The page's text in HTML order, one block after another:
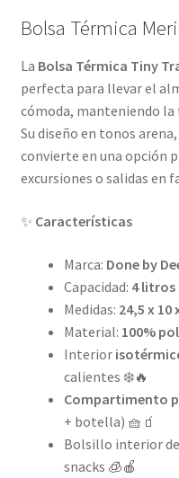
Bolsa Térmica
La Bolsa Térmica Tiny
perfecta para llevar el
cómoda, manteniendo
Su diseño en tonos
convierte en una opción
excursiones o salidas en
✨ Características
Marca: Done by
Capacidad: 4 litros
Medidas: 24,5 x 10
Material: 100%
Interior
calientes ❄️🔥
Compartimento
+ botella) 🧺🧃
Bolsillo interior
snacks 🧊🍎